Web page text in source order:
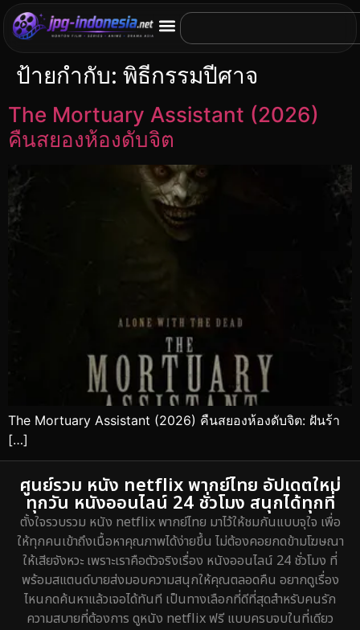
ป้ายกำกับ: พิธีกรรมปีศาจ
The Mortuary Assistant (2026)
คืนสยองห้องดับจิต
The Mortuary Assistant (2026) คืนสยองห้องดับจิต: ฝันร้า
[…]
ศูนย์รวม หนัง netflix พากย์ไทย อัปเดตใหม่
ทุกวัน หนังออนไลน์ 24 ชั่วโมง สนุกได้ทุกที่
ตั้งใจรวบรวม หนัง netflix พากย์ไทย มาไว้ให้ชมกันแบบจุใจ เพื่อ
ให้ทุกคนเข้าถึงเนื้อหาคุณภาพได้ง่ายขึ้น ไม่ต้องคอยกดข้ามโฆษณา
ให้เสียจังหวะ เพราะเราคือตัวจริงเรื่อง หนังออนไลน์ 24 ชั่วโมง ที่
พร้อมสแตนด์บายส่งมอบความสนุกให้คุณตลอดคืน อยากดูเรื่อง
ไหนกดค้นหาแล้วเจอได้ทันที เป็นทางเลือกที่ดีที่สุดสำหรับคนรัก
ความสบายที่ต้องการ ดูหนัง netflix ฟรี แบบครบจบในที่เดียว